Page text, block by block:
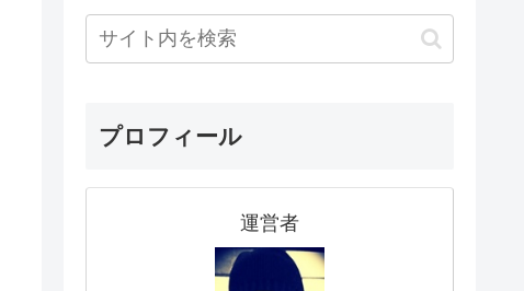
プロフィール
運営者